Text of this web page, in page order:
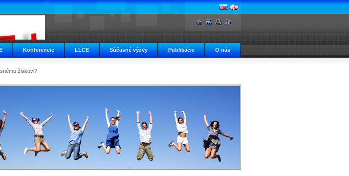
Konferencie LLCE Súčasné výzvy Publikácie O nás
žiakovi?